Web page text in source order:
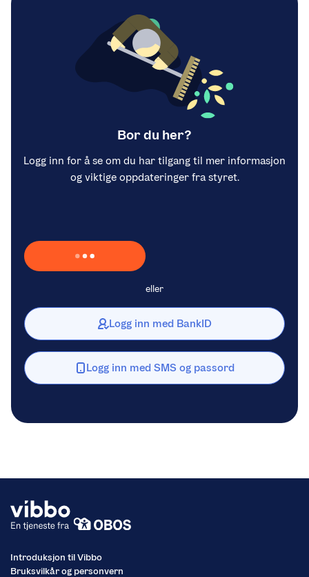
Bor du her?
Logg inn for å se om du har tilgang til mer informasjon
og viktige oppdateringer fra styret.
Laster inn Vipps …
eller
Logg inn med BankID
Logg inn med SMS og passord
Introduksjon til Vibbo
Bruksvilkår og personvern